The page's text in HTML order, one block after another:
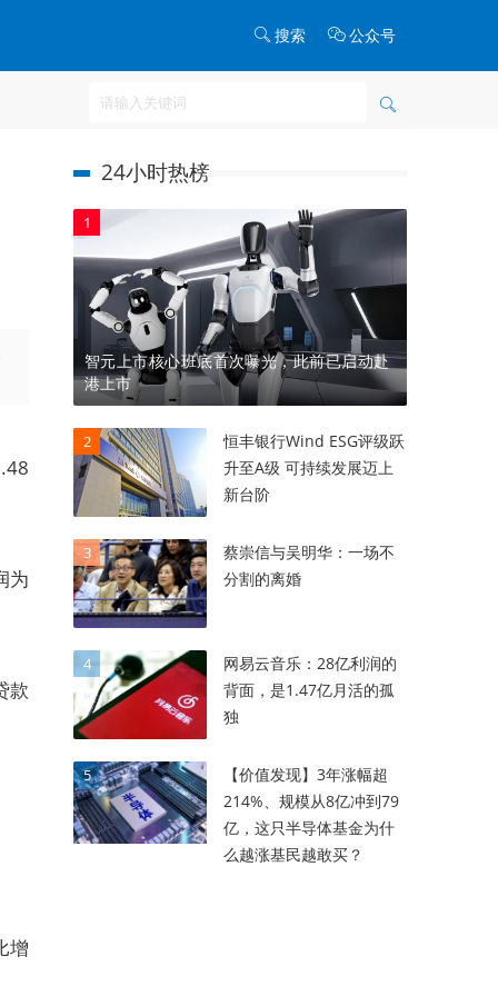
搜索 公众号
为
款
增
24小时热榜
1
智元上市核心班底首次曝光，此前已启动赴
港上市
2
恒丰银行Wind ESG评级跃
升至A级 可持续发展迈上
新台阶
3
蔡崇信与吴明华：一场不
分割的离婚
4
网易云音乐：28亿利润的
背面，是1.47亿月活的孤
独
5
【价值发现】3年涨幅超
214%、规模从8亿冲到79
亿，这只半导体基金为什
么越涨基民越敢买？